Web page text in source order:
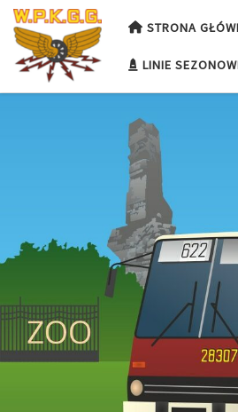
Przejdź do treści STRONA
LINIE